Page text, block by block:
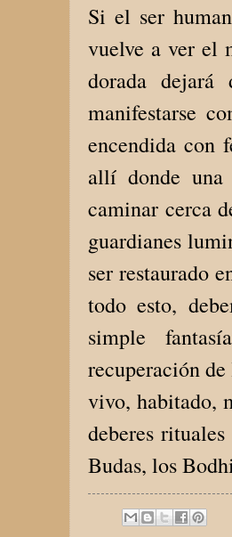
Si el ser
vuelve a ver el
dorada dejará
manifestarse
encendida con
allí donde una
caminar cerca
guardianes
ser restaurado
todo esto,
simple
recuperación
vivo, habitado,
deberes
Budas, los